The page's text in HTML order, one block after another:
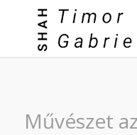
Művészet